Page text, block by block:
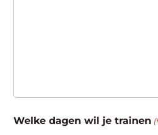
Welke dagen wil je trainen